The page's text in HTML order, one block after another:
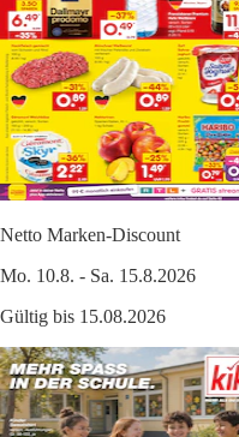
Netto Marken-Discount
Mo. 10.8. - Sa. 15.8.2026
Gültig bis 15.08.2026